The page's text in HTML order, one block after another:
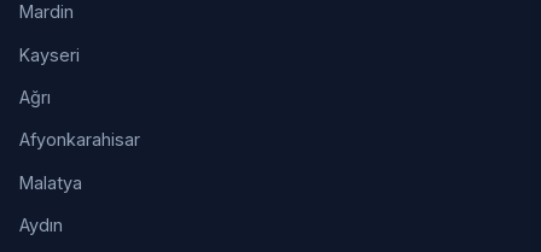
Mardin
Kayseri
Ağrı
Afyonkarahisar
Malatya
Aydın